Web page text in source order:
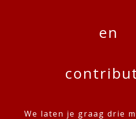
en
We laten je graag drie